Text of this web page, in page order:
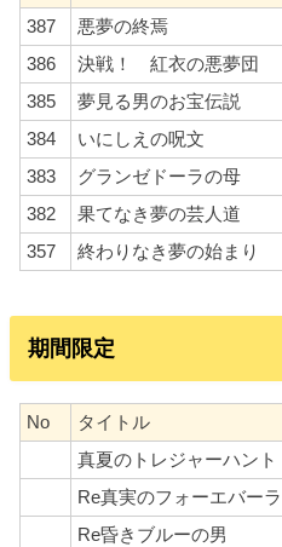
387
悪夢の終焉
386
決戦！ 紅衣の悪夢団
385
夢見る男のお宝伝説
384
いにしえの呪文
383
グランゼドーラの母
382
果てなき夢の芸人道
357
終わりなき夢の始まり
期間限定
No タイトル
真夏のトレジャーハント
Re真実のフォーエバー
Re昏きブルーの男